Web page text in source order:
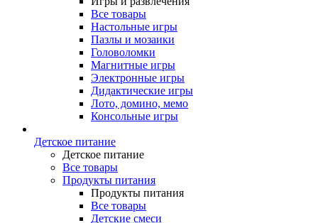
Все товары
Настольные игры
Пазлы и мозаики
Головоломки
Магнитные игры
Электронные игры
Дидактические игры
Лото, домино, мемо
Консольные игры
Детское питание
Детское питание
Все товары
Продукты питания
Продукты питания
Все товары
Детские смеси